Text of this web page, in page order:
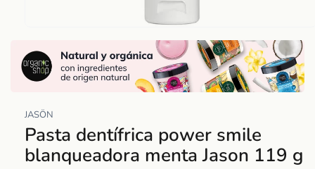
elemento
multimedia
1
una
ventana
modal
JASÖN
Pasta dentífrica power smile
blanqueadora menta Jason 119 g